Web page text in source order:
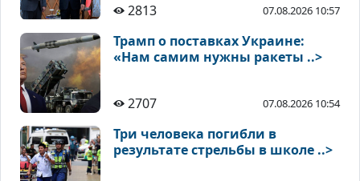
2813 07.08.2026 10:57
Трамп о поставках Украине:
«Нам самим нужны ракеты ..>
2707 07.08.2026 10:54
Три человека погибли в
результате стрельбы в школе ..>